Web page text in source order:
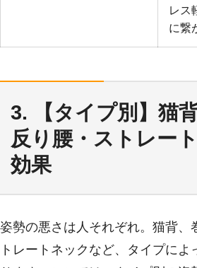
レス
に繋
3. 【タイプ別】猫
反り腰・ストレー
効果
姿勢の悪さは人それぞれ。猫背、
トレートネックなど、タイプによ